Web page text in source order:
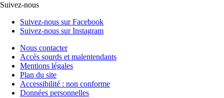
Suivez-nous
Suivez-nous sur Facebook
Suivez-nous sur Instagram
Nous contacter
Accès sourds et malentendants
Mentions légales
Plan du site
Accessibilité : non conforme
Données personnelles